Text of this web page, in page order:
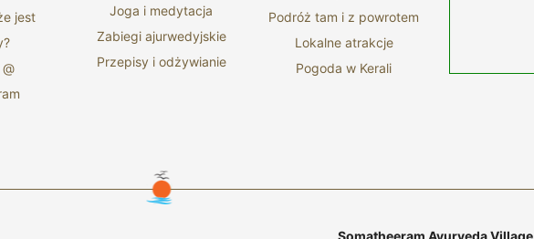
​​jest
Joga i medytacja
Zabiegi ajurwedyjskie
Przepisy i odżywianie
Podróż tam i z powrotem
Lokalne atrakcje
Pogoda w Kerali
Somatheeram Ayurveda Village